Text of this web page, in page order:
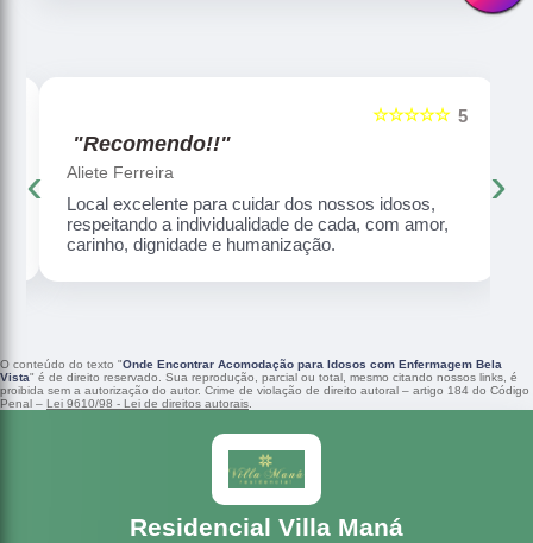
5
☆☆☆☆☆
"Recomendo!!"
Aliete Ferreira
Local excelente para cuidar dos nossos idosos,
respeitando a individualidade de cada, com amor,
carinho, dignidade e humanização.
‹ ›
O conteúdo do texto "Onde Encontrar Acomodação para Idosos com Enfermagem Bela
Vista" é de direito reservado. Sua reprodução, parcial ou total, mesmo citando nossos links, é
proibida sem a autorização do autor. Crime de violação de direito autoral – artigo 184 do Código
Penal – Lei 9610/98 - Lei de direitos autorais
Residencial Villa Maná